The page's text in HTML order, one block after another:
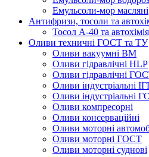
Емульсоли-мор масляні
Антифризи, тосоли та
Тосол А-40 та автохімія
Оливи техничні ГОСТ та ТУ
Оливи вакуумні ВМ
Оливи гідравлічні HLP
Оливи гідравлічні
Оливи індустріальні
Оливи індустріальні
Оливи компресорні
Оливи консерваційні
Оливи моторні
Оливи моторні ГОСТ
Оливи моторні суднові